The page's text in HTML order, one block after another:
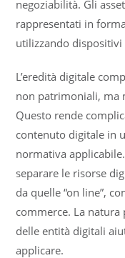
negoziabilità. Gli
rappresentati in
utilizzando
L’eredità digitale
non patrimoniali, ma
Questo rende
contenuto digitale in
normativa
separare le risorse
da quelle “on line”,
commerce. La
delle entità digitali
applicare.